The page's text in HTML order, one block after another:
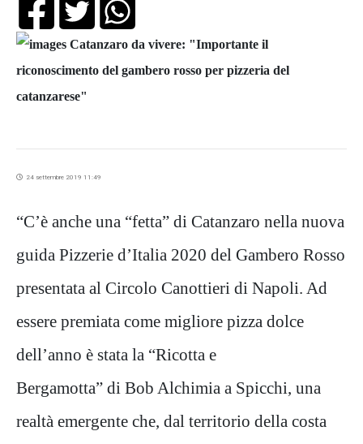
24 settembre 2019 11:49
“C’è anche una “fetta” di Catanzaro nella nuova
guida Pizzerie d’Italia 2020 del Gambero Rosso
presentata al Circolo Canottieri di Napoli. Ad
essere premiata come migliore pizza dolce
dell’anno è stata la “Ricotta e
Bergamotta” di Bob Alchimia a Spicchi, una
realtà emergente che, dal territorio della costa